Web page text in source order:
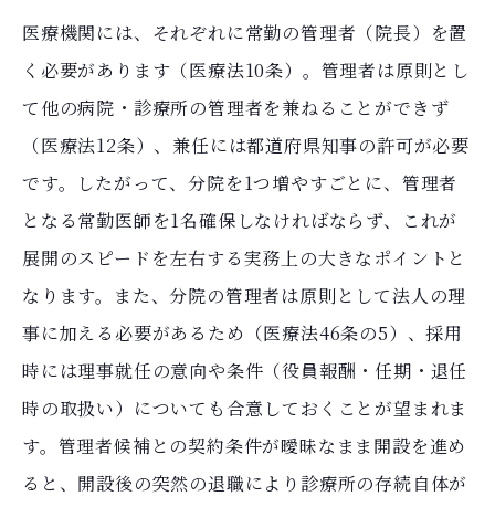
医療機関には、それぞれに常勤の管理者（院長）を置
く必要があります（医療法10条）。管理者は原則とし
て他の病院・診療所の管理者を兼ねることができず
（医療法12条）、兼任には都道府県知事の許可が必要
です。したがって、分院を1つ増やすごとに、管理者
となる常勤医師を1名確保しなければならず、これが
展開のスピードを左右する実務上の大きなポイントと
なります。また、分院の管理者は原則として法人の理
事に加える必要があるため（医療法46条の5）、採用
時には理事就任の意向や条件（役員報酬・任期・退任
時の取扱い）についても合意しておくことが望まれま
す。管理者候補との契約条件が曖昧なまま開設を進め
ると、開設後の突然の退職により診療所の存続自体が